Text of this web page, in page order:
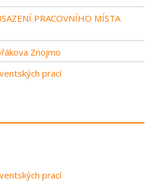
PRACOVNÍHO MÍSTA
Znojmo
prací
prací